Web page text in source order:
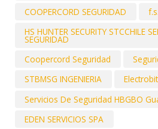
COOPERCORD SEGURIDAD
HS HUNTER SECURITY STCCHILE
SEGURIDAD
Coopercord Seguridad
STBMSG INGENIERIA
Servicios De Seguridad HBGBO
EDEN SERVICIOS SPA